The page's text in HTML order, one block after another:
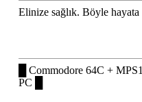
Elinize sağlık. Böyle
█ Commodore 64C +
PC █